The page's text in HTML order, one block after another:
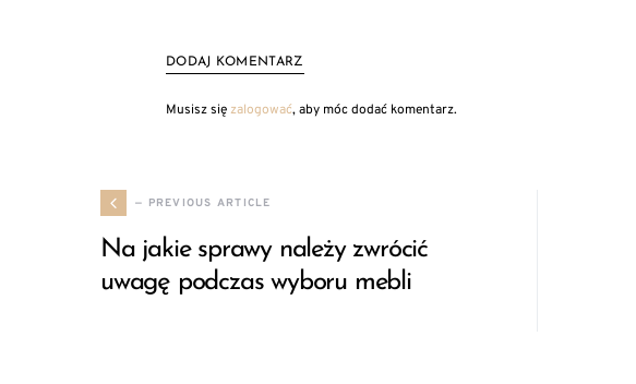
DODAJ KOMENTARZ
Musisz sięzalogować, aby móc dodać komentarz.
— PREVIOUS ARTICLE
Na jakie sprawy należy zwrócić
uwagę podczas wyboru mebli